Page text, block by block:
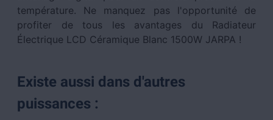
température. Ne manquez pas l'opportunité de
profiter de tous les avantages du Radiateur
Électrique LCD Céramique Blanc 1500W JARPA !
Existe aussi dans d'autres
puissances :